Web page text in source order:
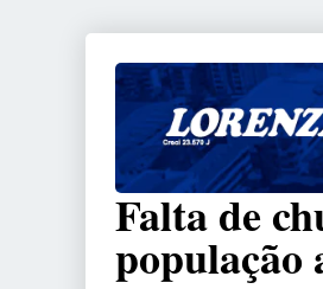
Falta de
população